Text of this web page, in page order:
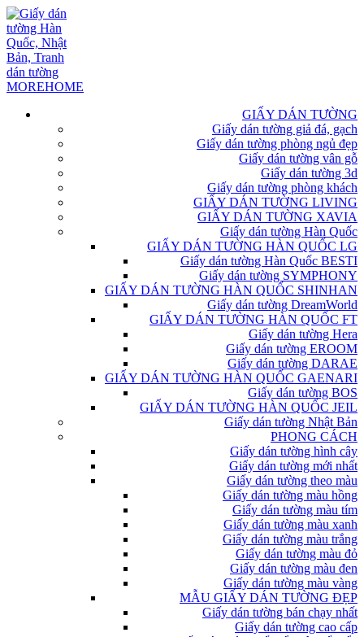
GIẤY DÁN TƯỜNG
Giấy dán tường giả đá, gạch
Giấy dán tường phòng ngủ đẹp
Giấy dán tường vân gỗ
Giấy dán tường 3d
Giấy dán tường phòng khách
GIẤY DÁN TƯỜNG LIVING
GIẤY DÁN TƯỜNG XAVIA
Giấy dán tường Hàn Quốc
GIẤY DÁN TƯỜNG HÀN QUỐC LG
Giấy dán tường Hàn Quốc BESTI
Giấy dán tường SYMPHONY
GIẤY DÁN TƯỜNG HÀN QUỐC SHINHAN
Giấy dán tường DreamWorld
GIẤY DÁN TƯỜNG HÀN QUỐC FT
Giấy dán tường Hera
Giấy dán tường EROOM
Giấy dán tường DARAE
GIẤY DÁN TƯỜNG HÀN QUỐC GAENARI
Giấy dán tường BOS
GIẤY DÁN TƯỜNG HÀN QUỐC JEIL
Giấy dán tường Nhật Bản
PHONG CÁCH
Giấy dán tường hình cây
Giấy dán tường mới nhất
Giấy dán tường theo màu
Giấy dán tường màu hồng
Giấy dán tường màu tím
Giấy dán tường màu xanh
Giấy dán tường màu trắng
Giấy dán tường màu đỏ
Giấy dán tường màu đen
Giấy dán tường màu vàng
MẪU GIẤY DÁN TƯỜNG ĐẸP
Giấy dán tường bán chạy nhất
Giấy dán tường cao cấp